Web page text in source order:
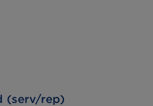
(serv/rep)